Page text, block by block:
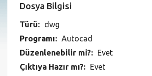
Valle de Tambo -
islay
Yükleyen: ProjeYoneticisi
Dosya Bilgisi
Türü: dwg